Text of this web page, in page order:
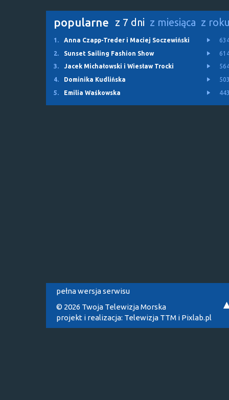
popularne z 7 dni z miesiąca z
1. Anna Czapp-Treder i Maciej Soczewiński
2.
Sunset Sailing Fashion Show
3.
Jacek Michałowski i Wiesław Trocki
4.
Dominika Kudlińska
5.
Emilia Waśkowska
pełna wersja serwisu
© 2026 Twoja Telewizja Morska
projekt i realizacja: Telewizja TTM i Pixlab.pl